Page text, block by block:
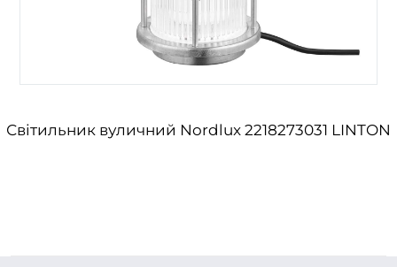
Світильник вуличний Nordlux 2218273031 LINTON